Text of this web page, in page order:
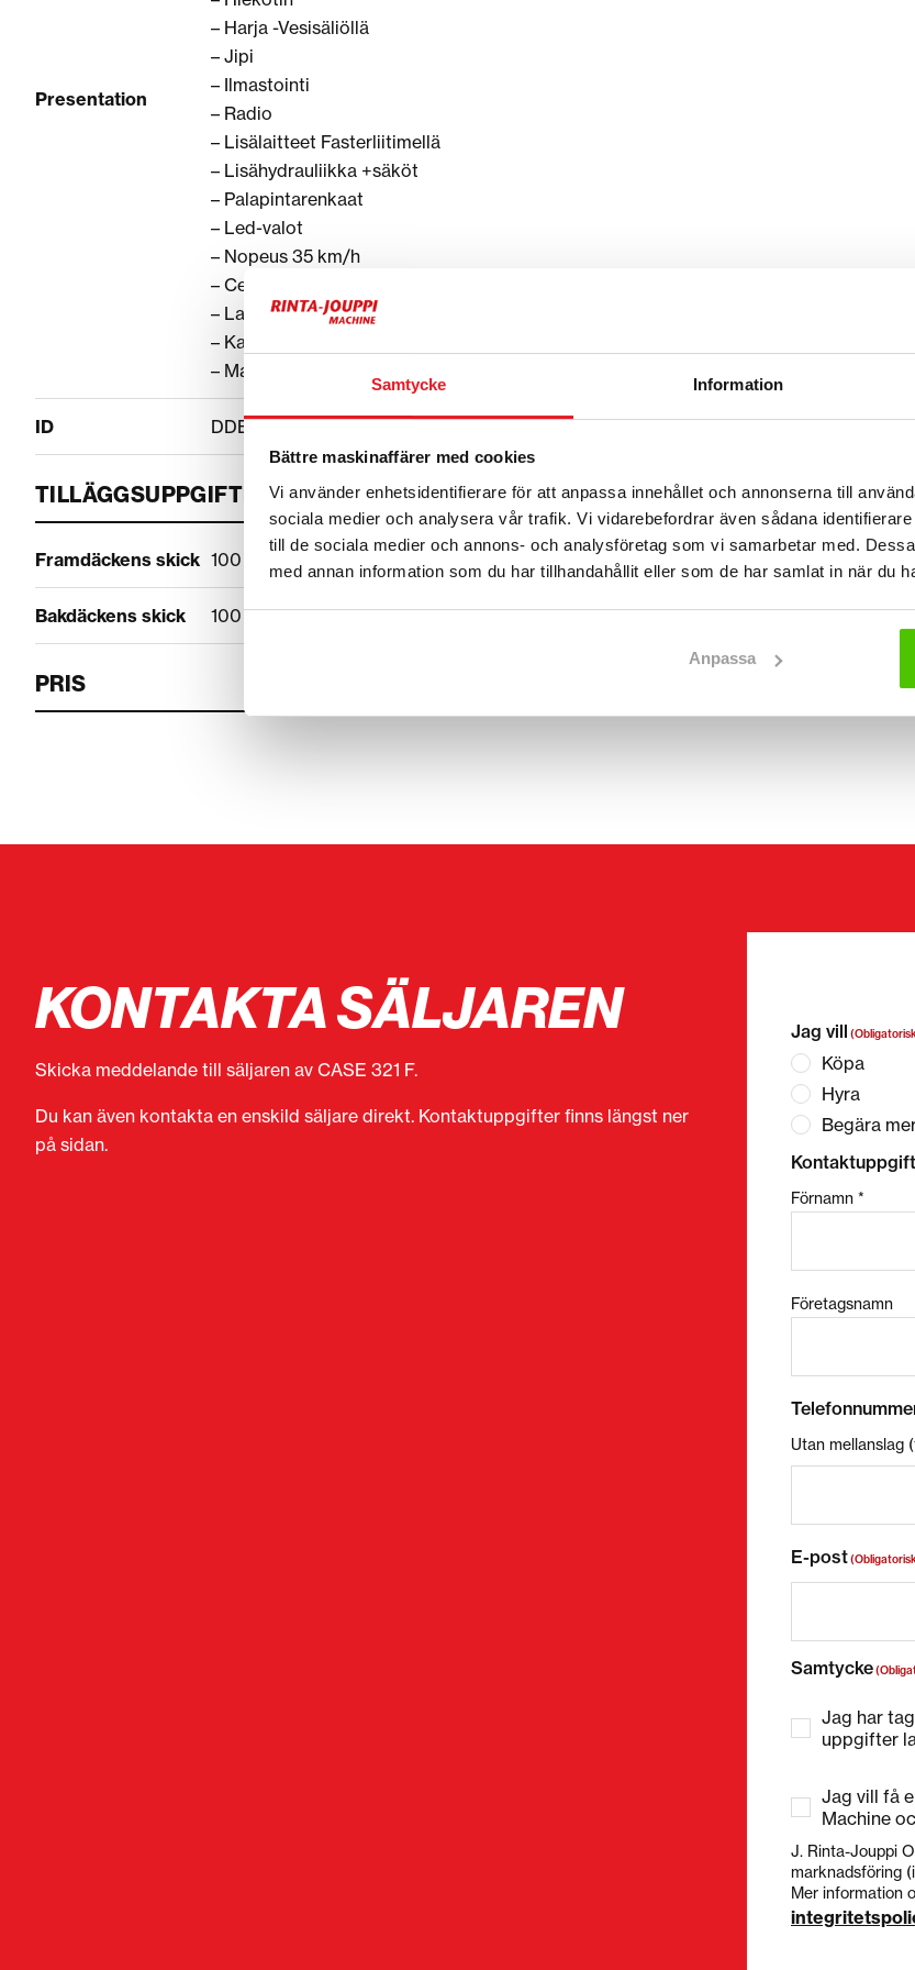
Samtycke Information
Bättre maskinaffärer med cookies
Vi använder enhetsidentifierare för att anpassa innehållet och annonserna till
sociala medier och analysera vår trafik. Vi vidarebefordrar även sådana
till de sociala medier och annons- och analysföretag som vi samarbetar med.
med annan information som du har tillhandahållit eller som de har samlat in när du
Anpassa
Presentation
– Harja -Vesisäliöllä
– Jipi
– Ilmastointi
– Radio
– Lisälaitteet Fasterliitimellä
– Lisähydrauliikka +säköt
– Palapintarenkaat
– Led-valot
– Nopeus 35 km/h
– Ce-hyväksytty
– La-Puhelin
– Kamera
– Majakka
ID DDE78705
TILLÄGGSUPPGIFTER
Framdäckens skick 100 %
Bakdäckens skick 100 %
PRIS
KONTAKTA SÄLJAREN
Skicka meddelande till säljaren av CASE 321 F.
Du kan även kontakta en enskild säljare direkt. Kontaktuppgifter finns längst ner
på sidan.
Jag vill
Köpa
Hyra
Begära
Förnamn *
Företagsnamn
Utan mellanslag
E-post
Samtycke
Jag har
uppgifter
Jag vill få
Machine
J. Rinta-Jouppi
marknadsföring
Mer information